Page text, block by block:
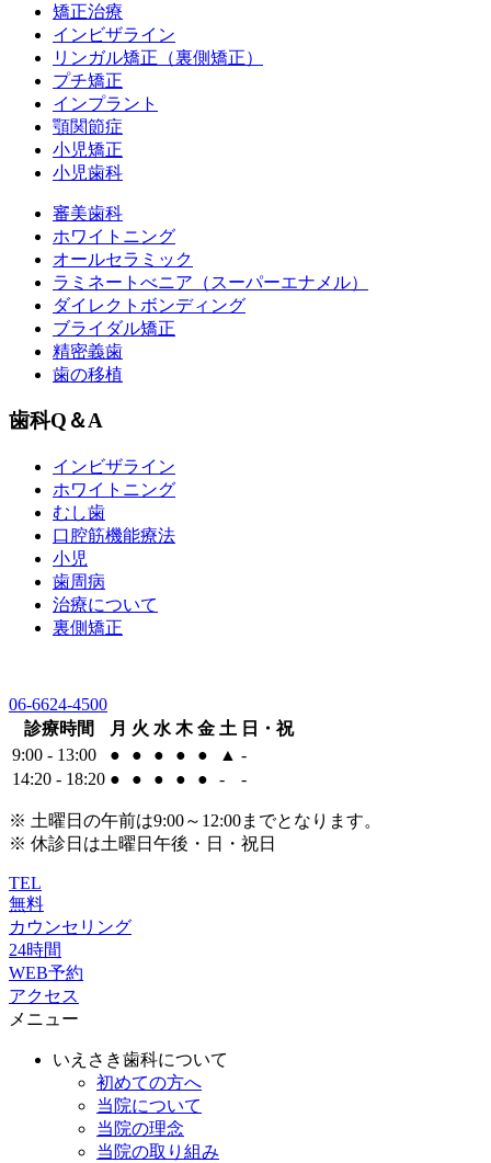
矯正治療
インビザライン
リンガル矯正（裏側矯正）
プチ矯正
インプラント
顎関節症
小児矯正
小児歯科
審美歯科
ホワイトニング
オールセラミック
ラミネートべニア （スーパーエナメル）
ダイレクトボンディング
ブライダル矯正
精密義歯
歯の移植
歯科Q＆A
インビザライン
ホワイトニング
むし歯
口腔筋機能療法
小児
歯周病
治療について
裏側矯正
06-6624-4500
診療時間
月 火 水 木 金 土 日・祝
9:00 - 13:00
● ● ● ● ● ▲ -
14:20 - 18:20 ● ● ● ● ● - -
※ 土曜日の午前は9:00～12:00までとなります。
※ 休診日は土曜日午後・日・祝日
TEL
無料
カウンセリング
24時間
WEB予約
アクセス
メニュー
いえさき歯科について
初めての方へ
当院について
当院の理念
当院の取り組み